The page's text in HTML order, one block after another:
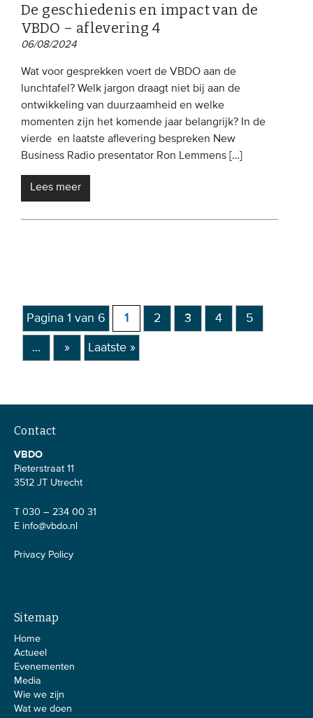
De geschiedenis en impact van de
VBDO – aflevering 4
06/08/2024
Wat voor gesprekken voert de VBDO aan de
lunchtafel? Welk jargon draagt niet bij aan de
ontwikkeling van duurzaamheid en welke
momenten zijn het komende jaar belangrijk? In de
vierde en laatste aflevering bespreken New
Business Radio presentator Ron Lemmens […]
Lees meer
Pagina 1 van 6 1 2 3 4 5
... » Laatste »
Contact
VBDO
Pieterstraat 11
3512 JT Utrecht
T 030 – 234 00 31
E info@vbdo.nl
Privacy Policy
Sitemap
Home
Actueel
Evenementen
Media
Wie we zijn
Wat we doen